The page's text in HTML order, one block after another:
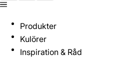
Produkter
Kulörer
Inspiration & Råd